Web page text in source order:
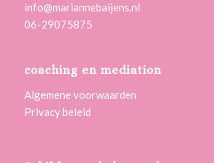
info@mariannebaijens.nl
06-29075875
coaching en mediation
Algemene voorwaarden
Privacy beleid